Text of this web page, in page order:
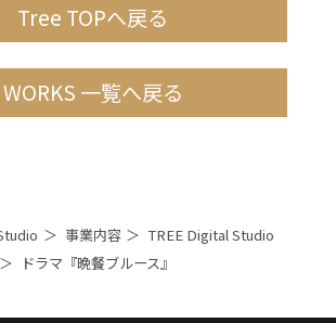
Tree TOPへ戻る
WORKS 一覧へ戻る
事業内容
TREE Digital Studio
ドラマ『晩餐ブルース』